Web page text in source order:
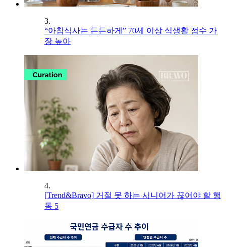
3.
“아침식사는 든든하게” 70세 이상 식생활 점수 가
장 높아
4.
[Trend&Bravo] 거절 못 하는 시니어가 끊어야 할 행
동 5